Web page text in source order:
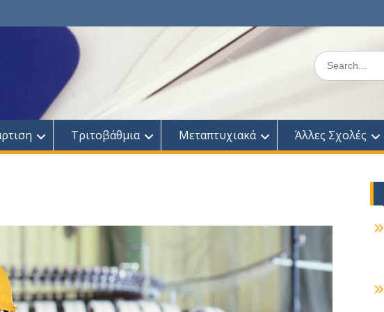
Search
for:
Τριτοβάθμια Μεταπτυχιακά Άλλες Σχολές